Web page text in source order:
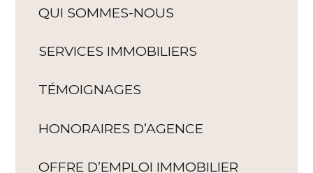
QUI SOMMES-NOUS
SERVICES IMMOBILIERS
TÉMOIGNAGES
HONORAIRES D’AGENCE
OFFRE D’EMPLOI IMMOBILIER